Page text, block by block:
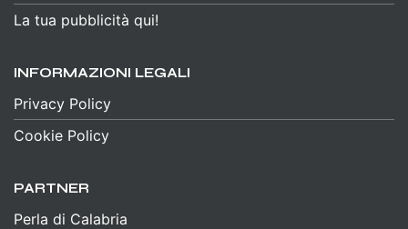
La tua pubblicità qui!
INFORMAZIONI LEGALI
Privacy Policy
Cookie Policy
PARTNER
Perla di Calabria